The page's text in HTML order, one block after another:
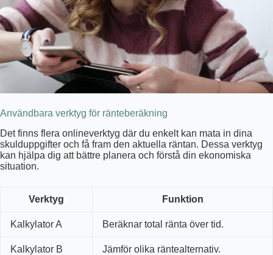
Användbara verktyg för ränteberäkning
Det finns flera onlineverktyg där du enkelt kan mata in dina
skulduppgifter och få fram den aktuella räntan. Dessa verktyg
kan hjälpa dig att bättre planera och förstå din ekonomiska
situation.
Verktyg Funktion
Kalkylator A Beräknar total ränta över tid.
Kalkylator B
Jämför olika räntealternativ.